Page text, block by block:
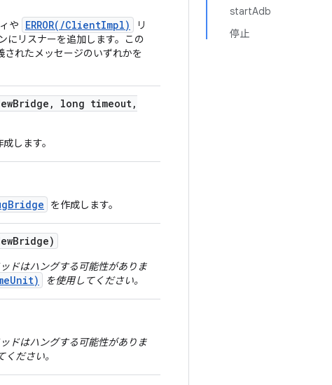
startAdb
停止
や ERROR(/ClientImpl)
リ
にリスナーを追加します。この
されたメッセージのいずれかを
Bridge , long timeout,
します。
を作成します。
Bridge)
ドはハングする可能性がありま
を使用してください。
ドはハングする可能性がありま
ください。